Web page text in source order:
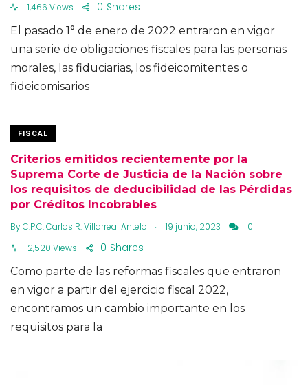
1,466 Views Shares
0
El pasado 1° de enero de 2022 entraron en vigor
una serie de obligaciones fiscales para las personas
morales, las fiduciarias, los fideicomitentes o
fideicomisarios
FISCAL
Criterios emitidos recientemente por la
Suprema Corte de Justicia de la Nación sobre
los requisitos de deducibilidad de las Pérdidas
por Créditos Incobrables
ByC.P.C. Carlos R. Villarreal Antelo . 19 junio, 2023
0
2,520 Views
Shares
0
Como parte de las reformas fiscales que entraron
en vigor a partir del ejercicio fiscal 2022,
encontramos un cambio importante en los
requisitos para la